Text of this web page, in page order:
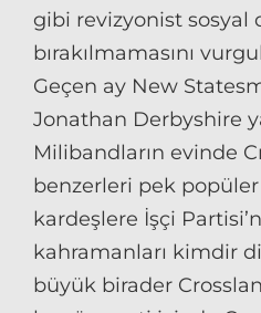
gibi revizyonist sosyal
bırakılmamasını
Geçen ay New
Jonathan Derbyshire
Milibandların evinde
benzerleri pek
kardeşlere İşçi
kahramanları kimdir
büyük birader